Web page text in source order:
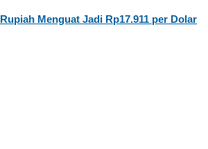
Rupiah Menguat Jadi Rp17.911 per Dolar